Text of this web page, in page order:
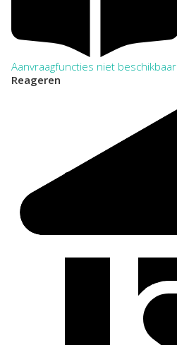
Aanvraagfuncties niet beschikbaar.
Reageren